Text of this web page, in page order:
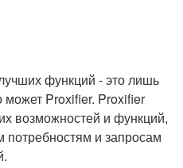
функций - это лишь
может Proxifier. Proxifier
возможностей и функций,
и запросам